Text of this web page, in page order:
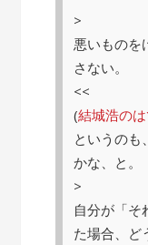
>
悪いものを
さない。
<<
(結城浩の
というのも
かな、と。
>
自分が「そ
た場合、ど